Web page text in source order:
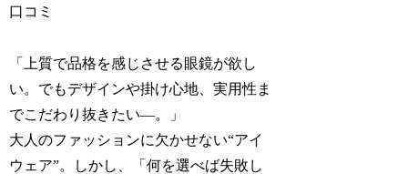
口コミ
「上質で品格を感じさせる眼鏡が欲し
い。でもデザインや掛け心地、実用性ま
でこだわり抜きたい―。」
大人のファッションに欠かせない“アイ
ウェア”。しかし、「何を選べば失敗し